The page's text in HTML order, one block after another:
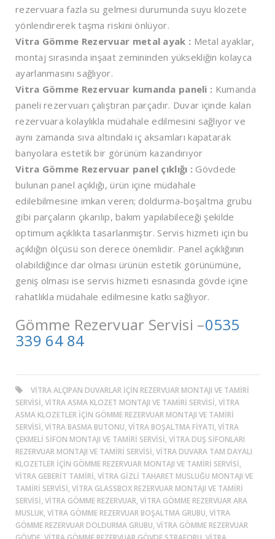
rezervuara fazla su gelmesi durumunda suyu klozete
yönlendirerek taşma riskini önlüyor.
Vitra Gömme Rezervuar metal ayak : Metal ayaklar,
montaj sırasında inşaat zemininden yüksekliğin kolayca
ayarlanmasını sağlıyor.
Vitra Gömme Rezervuar kumanda paneli : Kumanda
paneli rezervuarı çalıştıran parçadır. Duvar içinde kalan
rezervuara kolaylıkla müdahale edilmesini sağlıyor ve
aynı zamanda sıva altındaki iç aksamları kapatarak
banyolara estetik bir görünüm kazandırıyor
Vitra Gömme Rezervuar panel çıklığı : Gövdede
bulunan panel açıklığı, ürün içine müdahale
edilebilmesine imkan veren; doldurma-boşaltma grubu
gibi parçaların çıkarılıp, bakım yapılabileceği şekilde
optimum açıklıkta tasarlanmıştır. Servis hizmeti için bu
açıklığın ölçüsü son derece önemlidir. Panel açıklığının
olabildiğince dar olması ürünün estetik görünümüne,
geniş olması ise servis hizmeti esnasında gövde içine
rahatlıkla müdahale edilmesine katkı sağlıyor.
Gömme Rezervuar Servisi –0535
339 64 84
VITRA ALÇIPAN DUVARLAR IÇIN REZERVUAR MONTAJI VE TAMIRI
SERVISI, VITRA ASMA KLOZET MONTAJI VE TAMIRI SERVISI, VITRA
ASMA KLOZETLER IÇIN GÖMME REZERVUAR MONTAJI VE TAMIRI
SERVISI, VITRA BASMA BUTONU, VITRA BOŞALTMA FIYATI, VITRA
ÇEKMELI SIFON MONTAJI VE TAMIRI SERVISI, VITRA DUŞ SIFONLARI
REZERVUAR MONTAJI VE TAMIRI SERVISI, VITRA DUVARA TAM DAYALI
KLOZETLER IÇIN GÖMME REZERVUAR MONTAJI VE TAMIRI SERVISI,
VITRA GEBERIT TAMIRI, VITRA GIZLI TAHARET MUSLUĞU MONTAJI VE
TAMIRI SERVISI, VITRA GLASSBOX REZERVUAR MONTAJI VE TAMIRI
SERVISI, VITRA GÖMME REZERVUAR, VITRA GÖMME REZERVUAR ARA
MUSLUK, VITRA GÖMME REZERVUAR BOŞALTMA GRUBU, VITRA
GÖMME REZERVUAR DOLDURMA GRUBU, VITRA GÖMME REZERVUAR